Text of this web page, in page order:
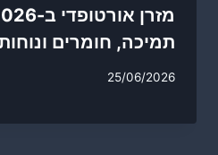
תמיכה, חומרים
25/06/2026